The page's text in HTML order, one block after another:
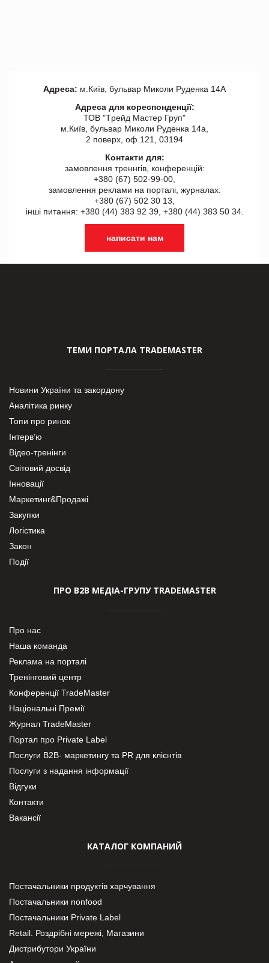
Адреса: м.Київ, бульвар Миколи Руденка 14А
Адреса для кореспонденції:
ТОВ "Tрейд Мастер Груп"
м.Київ, бульвар Миколи Руденка 14а,
2 поверх, оф 121, 03194
Контакти для:
замовлення треннгів, конференцій:
+380 (67) 502-99-00,
замовлення реклами на порталі, журналах:
+380 (67) 502 30 13,
інші питання: +380 (44) 383 92 39, +380 (44) 383 50 34.
написати нам
ТЕМИ ПОРТАЛА TRADEMASTER
Новини України та закордону
Аналітика ринку
Топи про ринок
Інтерв’ю
Відео-тренінги
Світовий досвід
Інновації
Маркетинг&Продажі
Закупки
Логістика
Закон
Події
ПРО В2В МЕДІА-ГРУПУ TRADEMASTER
Про нас
Наша команда
Реклама на порталі
Тренінговий центр
Конференції TradeMaster
Національні Премії
Журнал TradeMaster
Портал про Private Label
Послуги В2В- маркетингу та PR для клієнтів
Послуги з надання інформації
Відгуки
Контакти
Вакансії
КАТАЛОГ КОМПАНИЙ
Постачальники продуктів харчування
Постачальники nonfood
Постачальники Private Label
Retail. Роздрібні мережі, Магазини
Дистрибутори України